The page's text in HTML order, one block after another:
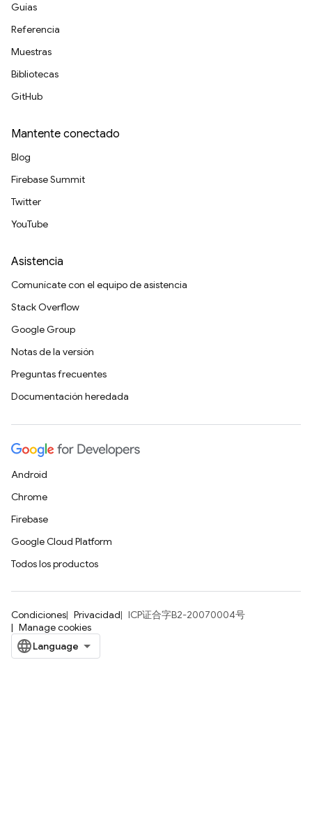
Guías
Referencia
Muestras
Bibliotecas
GitHub
Mantente conectado
Blog
Firebase Summit
Twitter
YouTube
Asistencia
Comunícate con el equipo de asistencia
Stack Overflow
Google Group
Notas de la versión
Preguntas frecuentes
Documentación heredada
Android
Chrome
Firebase
Google Cloud Platform
Todos los productos
Condiciones Privacidad
ICP证合字B2-20070004号
Manage cookies